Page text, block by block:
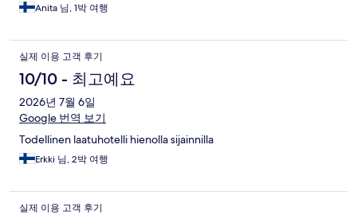
Anita 님, 1박 여행
실제 이용 고객 후기
10/10 - 최고예요
2026년 7월 6일
Google 번역 보기
Todellinen laatuhotelli hienolla sijainnilla
Erkki 님, 2박 여행
실제 이용 고객 후기